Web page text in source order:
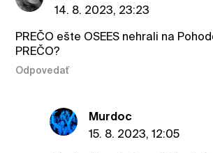
14. 8. 2023, 23:23
PREČO ešte OSEES nehrali na
PREČO?
Odpovedať
Murdoc
15. 8. 2023, 12:05